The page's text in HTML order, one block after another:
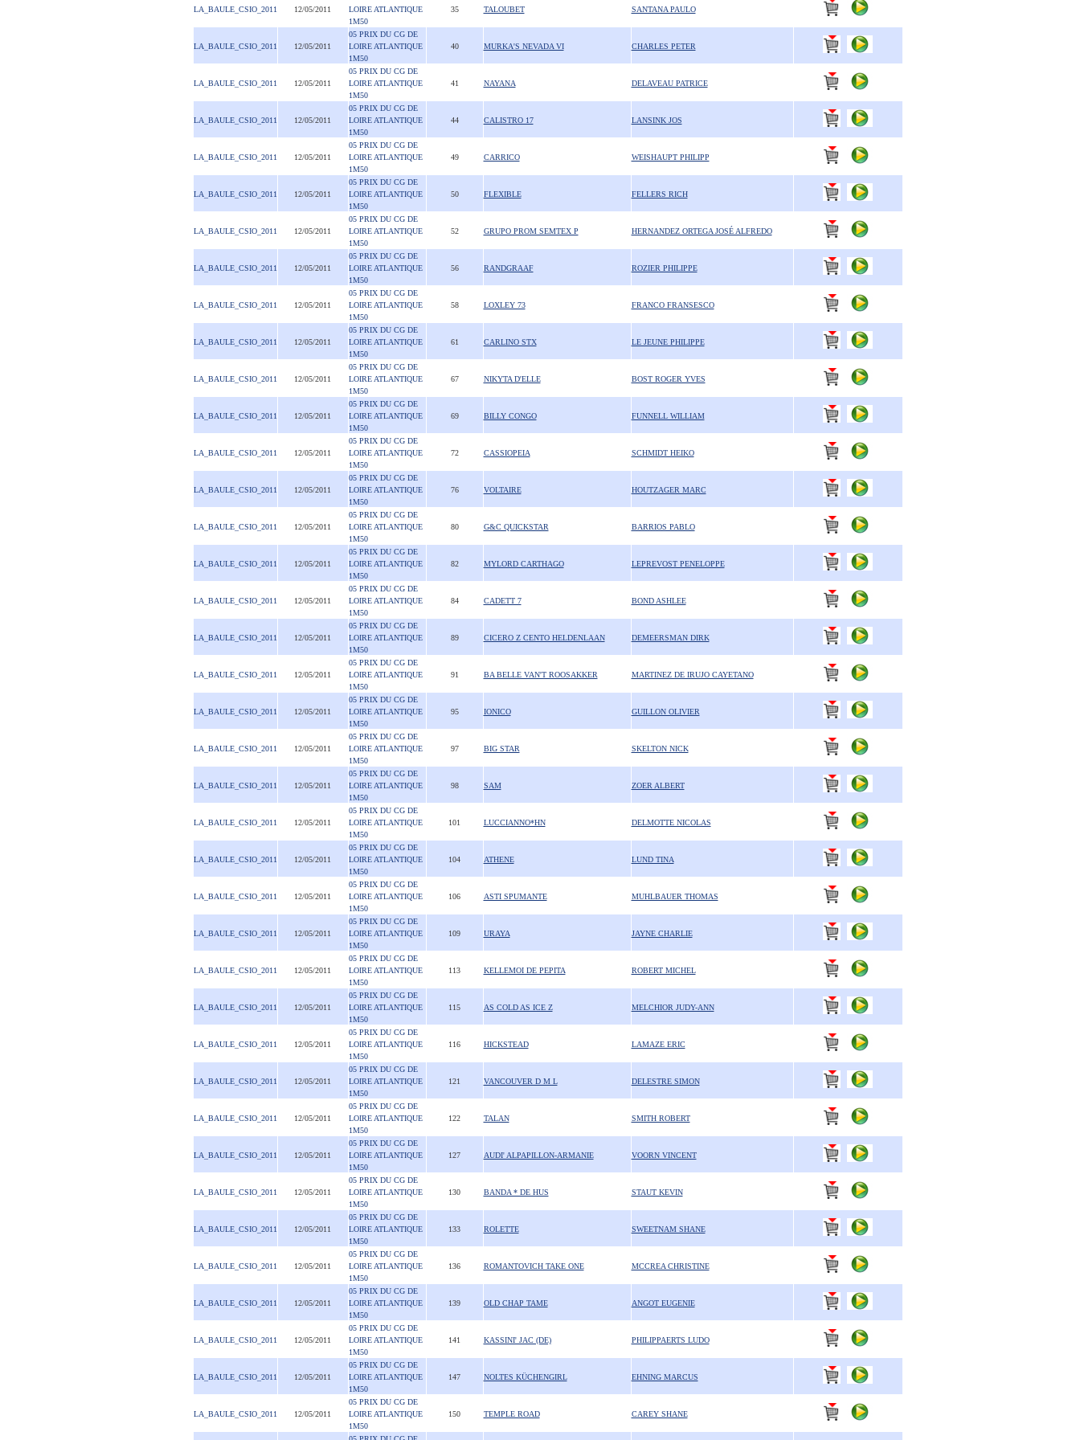
LA_BAULE_CSIO_2011 12/05/2011
LOIRE ATLANTIQUE
1M50
35 TALOUBET SANTANA PAULO
LA_BAULE_CSIO_2011 12/05/2011
05 PRIX DU CG DE
LOIRE ATLANTIQUE
1M50
40 MURKA'S NEVADA VI CHARLES PETER
LA_BAULE_CSIO_2011 12/05/2011
05 PRIX DU CG DE
LOIRE ATLANTIQUE
1M50
41 NAYANA DELAVEAU PATRICE
LA_BAULE_CSIO_2011 12/05/2011
05 PRIX DU CG DE
LOIRE ATLANTIQUE
1M50
44 CALISTRO 17 LANSINK JOS
LA_BAULE_CSIO_2011 12/05/2011
05 PRIX DU CG DE
LOIRE ATLANTIQUE
1M50
49 CARRICO WEISHAUPT PHILIPP
LA_BAULE_CSIO_2011 12/05/2011
05 PRIX DU CG DE
LOIRE ATLANTIQUE
1M50
50 FLEXIBLE FELLERS RICH
LA_BAULE_CSIO_2011 12/05/2011
05 PRIX DU CG DE
LOIRE ATLANTIQUE
1M50
52 GRUPO PROM SEMTEX P HERNANDEZ ORTEGA JOSÉ ALFREDO
LA_BAULE_CSIO_2011 12/05/2011
05 PRIX DU CG DE
LOIRE ATLANTIQUE
1M50
56 RANDGRAAF ROZIER PHILIPPE
LA_BAULE_CSIO_2011 12/05/2011
05 PRIX DU CG DE
LOIRE ATLANTIQUE
1M50
58 LOXLEY 73 FRANCO FRANSESCO
LA_BAULE_CSIO_2011 12/05/2011
05 PRIX DU CG DE
LOIRE ATLANTIQUE
1M50
61 CARLINO STX LE JEUNE PHILIPPE
LA_BAULE_CSIO_2011 12/05/2011
05 PRIX DU CG DE
LOIRE ATLANTIQUE
1M50
67 NIKYTA D'ELLE BOST ROGER YVES
LA_BAULE_CSIO_2011 12/05/2011
05 PRIX DU CG DE
LOIRE ATLANTIQUE
1M50
69 BILLY CONGO FUNNELL WILLIAM
LA_BAULE_CSIO_2011 12/05/2011
05 PRIX DU CG DE
LOIRE ATLANTIQUE
1M50
72 CASSIOPEIA SCHMIDT HEIKO
LA_BAULE_CSIO_2011 12/05/2011
05 PRIX DU CG DE
LOIRE ATLANTIQUE
1M50
76 VOLTAIRE HOUTZAGER MARC
LA_BAULE_CSIO_2011 12/05/2011
05 PRIX DU CG DE
LOIRE ATLANTIQUE
1M50
80 G&C QUICKSTAR BARRIOS PABLO
LA_BAULE_CSIO_2011 12/05/2011
05 PRIX DU CG DE
LOIRE ATLANTIQUE
1M50
82 MYLORD CARTHAGO LEPREVOST PENELOPPE
LA_BAULE_CSIO_2011 12/05/2011
05 PRIX DU CG DE
LOIRE ATLANTIQUE
1M50
84 CADETT 7 BOND ASHLEE
LA_BAULE_CSIO_2011 12/05/2011
05 PRIX DU CG DE
LOIRE ATLANTIQUE
1M50
89 CICERO Z CENTO HELDENLAAN DEMEERSMAN DIRK
LA_BAULE_CSIO_2011 12/05/2011
05 PRIX DU CG DE
LOIRE ATLANTIQUE
1M50
91 BA BELLE VAN'T ROOSAKKER MARTINEZ DE IRUJO CAYETANO
LA_BAULE_CSIO_2011 12/05/2011
05 PRIX DU CG DE
LOIRE ATLANTIQUE
1M50
95 IONICO GUILLON OLIVIER
LA_BAULE_CSIO_2011 12/05/2011
05 PRIX DU CG DE
LOIRE ATLANTIQUE
1M50
97 BIG STAR SKELTON NICK
LA_BAULE_CSIO_2011 12/05/2011
05 PRIX DU CG DE
LOIRE ATLANTIQUE
1M50
98 SAM ZOER ALBERT
LA_BAULE_CSIO_2011 12/05/2011
05 PRIX DU CG DE
LOIRE ATLANTIQUE
1M50
101 LUCCIANNO*HN DELMOTTE NICOLAS
LA_BAULE_CSIO_2011 12/05/2011
05 PRIX DU CG DE
LOIRE ATLANTIQUE
1M50
104 ATHENE LUND TINA
LA_BAULE_CSIO_2011 12/05/2011
05 PRIX DU CG DE
LOIRE ATLANTIQUE
1M50
106 ASTI SPUMANTE MUHLBAUER THOMAS
LA_BAULE_CSIO_2011 12/05/2011
05 PRIX DU CG DE
LOIRE ATLANTIQUE
1M50
109 URAYA JAYNE CHARLIE
LA_BAULE_CSIO_2011 12/05/2011
05 PRIX DU CG DE
LOIRE ATLANTIQUE
1M50
113 KELLEMOI DE PEPITA ROBERT MICHEL
LA_BAULE_CSIO_2011 12/05/2011
05 PRIX DU CG DE
LOIRE ATLANTIQUE
1M50
115 AS COLD AS ICE Z MELCHIOR JUDY-ANN
LA_BAULE_CSIO_2011 12/05/2011
05 PRIX DU CG DE
LOIRE ATLANTIQUE
1M50
116 HICKSTEAD LAMAZE ERIC
LA_BAULE_CSIO_2011 12/05/2011
05 PRIX DU CG DE
LOIRE ATLANTIQUE
1M50
121 VANCOUVER D M L DELESTRE SIMON
LA_BAULE_CSIO_2011 12/05/2011
05 PRIX DU CG DE
LOIRE ATLANTIQUE
1M50
122 TALAN SMITH ROBERT
LA_BAULE_CSIO_2011 12/05/2011
05 PRIX DU CG DE
LOIRE ATLANTIQUE
1M50
127 AUDI' ALPAPILLON-ARMANIE VOORN VINCENT
LA_BAULE_CSIO_2011 12/05/2011
05 PRIX DU CG DE
LOIRE ATLANTIQUE
1M50
130 BANDA * DE HUS STAUT KEVIN
LA_BAULE_CSIO_2011 12/05/2011
05 PRIX DU CG DE
LOIRE ATLANTIQUE
1M50
133 ROLETTE SWEETNAM SHANE
LA_BAULE_CSIO_2011 12/05/2011
05 PRIX DU CG DE
LOIRE ATLANTIQUE
1M50
136 ROMANTOVICH TAKE ONE MCCREA CHRISTINE
LA_BAULE_CSIO_2011 12/05/2011
05 PRIX DU CG DE
LOIRE ATLANTIQUE
1M50
139 OLD CHAP TAME ANGOT EUGENIE
LA_BAULE_CSIO_2011 12/05/2011
05 PRIX DU CG DE
LOIRE ATLANTIQUE
1M50
141 KASSINI' JAC (DE) PHILIPPAERTS LUDO
LA_BAULE_CSIO_2011 12/05/2011
05 PRIX DU CG DE
LOIRE ATLANTIQUE
1M50
147 NOLTES KÜCHENGIRL EHNING MARCUS
LA_BAULE_CSIO_2011 12/05/2011
05 PRIX DU CG DE
LOIRE ATLANTIQUE
1M50
150 TEMPLE ROAD CAREY SHANE